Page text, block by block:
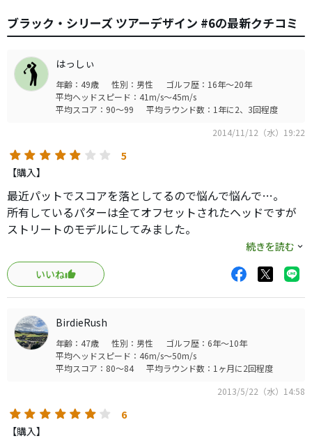
ブラック・シリーズ ツアーデザイン #6の最新クチコミ
はっしぃ
年齢：49歳 性別：男性
ゴルフ歴：16年～20年
平均ヘッドスピード：41m/s～45m/s
平均スコア：90～99
平均ラウンド数：1年に2、3回程度
2014/11/12（水）19:22
5
【購入】
最近パットでスコアを落としてるので悩んで悩んで…。
所有しているパターは全てオフセットされたヘッドですが
ストリートのモデルにしてみました。
自宅のマットでは良い転がりでしたので実戦が楽しみで
す。
それと、片落ちなのと人気モデルではない？ので、購入価
格￥8000位とそれほど財布には響かないのが素晴らしい！
パターはプレイヤーさんの感性なので初心者から上級者ま
で、どのモデルも当てはまると思いますので一応初心者か
らにしてみました。
続きを読む
いいね
BirdieRush
年齢：47歳 性別：男性
ゴルフ歴：6年～10年
平均ヘッドスピード：46m/s～50m/s
平均スコア：80～84
平均ラウンド数：1ヶ月に2回程度
2013/5/22（水）14:58
6
【購入】